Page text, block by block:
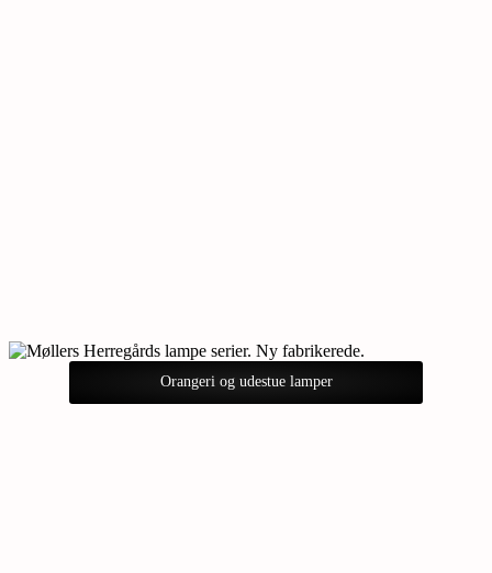
Orangeri og udestue lamper